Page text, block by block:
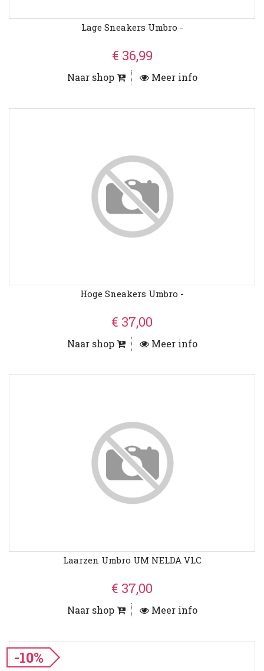
Lage Sneakers Umbro -
€ 36,99
Naar shop Meer info
Hoge Sneakers Umbro -
€ 37,00
Naar shop Meer info
Laarzen Umbro UM NELDA VLC
€ 37,00
Naar shop Meer info
-10%